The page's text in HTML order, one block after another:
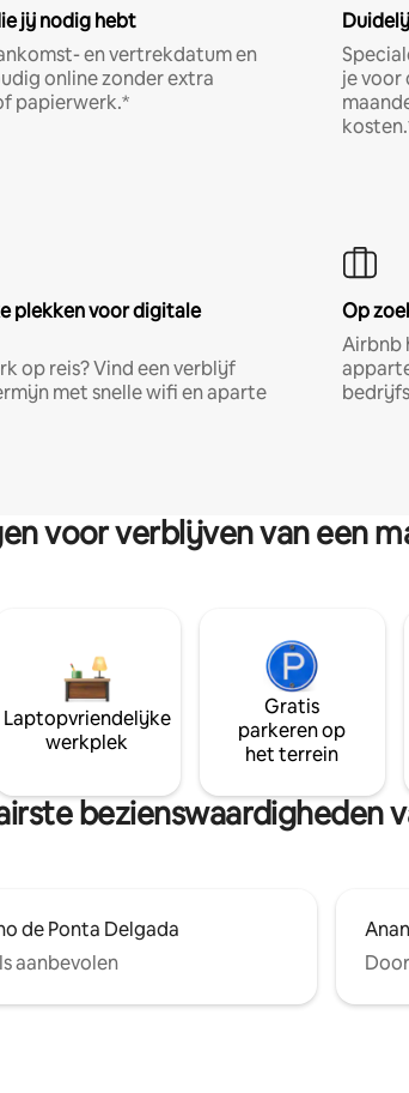
jij nodig hebt
en vertrekdatum en
online zonder extra
papierwerk.*
je voor
plekken voor digitale
op reis? Vind een verblijf
met snelle wifi en aparte
Op
Airbnb
voor verblijven van een
Laptopvriendelijke
werkplek
Gratis
parkeren op
het terrein
bezienswaardigheden
de Ponta Delgada
aanbevolen